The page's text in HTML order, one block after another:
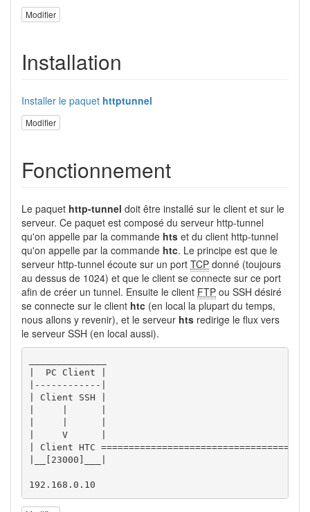
Modifier
Installation
Installer le paquet httptunnel
Modifier
Fonctionnement
Le paquet http-tunnel doit être installé sur le client et sur le
serveur. Ce paquet est composé du serveur http-tunnel
qu'on appelle par la commande hts et du client http-tunnel
qu'on appelle par la commande htc. Le principe est que le
serveur http-tunnel écoute sur un port TCP donné (toujours
au dessus de 1024) et que le client se connecte sur ce port
afin de créer un tunnel. Ensuite le client FTP ou SSH désiré
se connecte sur le client htc (en local la plupart du temps,
nous allons y revenir), et le serveur hts redirige le flux vers
le serveur SSH (en local aussi).
|  PC Client |                                  | PC
|------------|
| Client SSH |                                  |
|     V      |                                  |
| Client HTC
|__[23000]___|
192.168.0.10